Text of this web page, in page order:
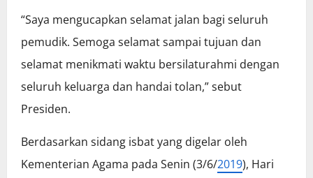
“Saya mengucapkan selamat jalan bagi seluruh
pemudik. Semoga selamat sampai tujuan dan
selamat menikmati waktu bersilaturahmi dengan
seluruh keluarga dan handai tolan,” sebut
Presiden.
Berdasarkan sidang isbat yang digelar oleh
Kementerian Agama pada Senin (3/6/2019), Hari